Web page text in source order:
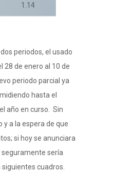
1.14
periodos, el usado
28 de enero al 10 de
periodo parcial ya
hasta el
año en curso. Sin
y a la espera de que
si hoy se anunciara
seguramente sería
cuadros.